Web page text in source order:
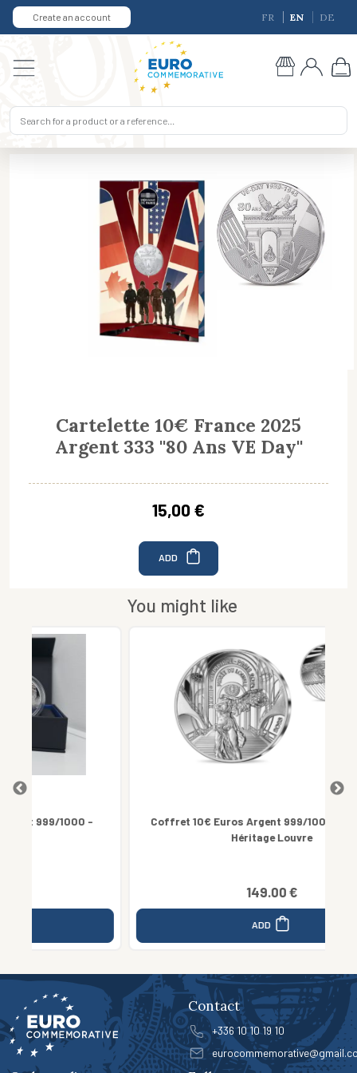
Create an account FR EN DE
Cartelette 10€ France 2025
Argent 333 ''80 Ans VE Day''
15,00 €
ADD
You might like
Coffret 10€ Euros Argent 999/1000 Paris 2024
Héritage Louvre
Contact
+336 10 10 19 10